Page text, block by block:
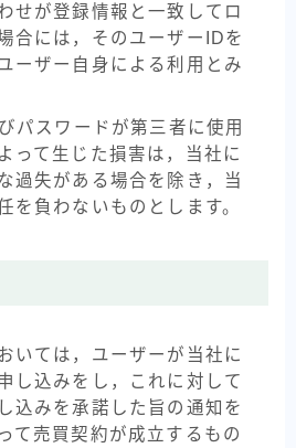
せが登録情報と一致してロ
合には，そのユーザーIDを
ーザー自身による利用とみ
パスワードが第三者に使用
って生じた損害は，当社に
過失がある場合を除き，当
を負わないものとします。
いては，ユーザーが当社に
し込みをし，これに対して
込みを承諾した旨の通知を
て売買契約が成立するもの